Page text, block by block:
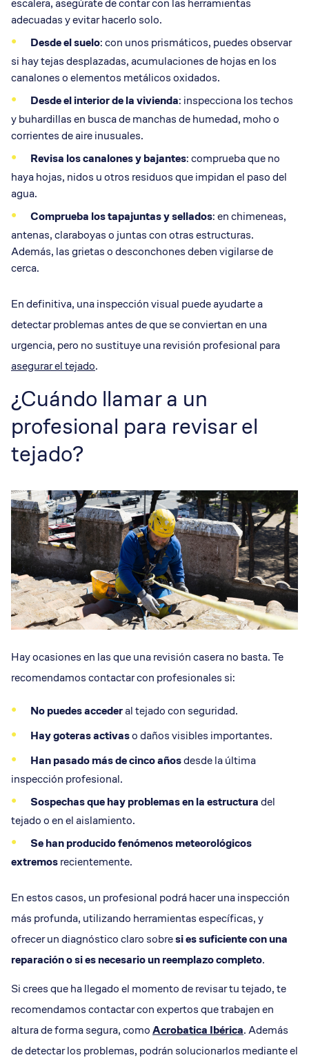
escalera, asegúrate de contar con las herramientas
adecuadas y evitar hacerlo solo.
Desde el suelo: con unos prismáticos, puedes observar
si hay tejas desplazadas, acumulaciones de hojas en los
canalones o elementos metálicos oxidados.
Desde el interior de la vivienda: inspecciona los techos
y buhardillas en busca de manchas de humedad, moho o
corrientes de aire inusuales.
Revisa loscanalonesy bajantes: comprueba que no
haya hojas, nidos u otros residuos que impidan el paso del
agua.
Comprueba lostapajuntasy sellados: en chimeneas,
antenas, claraboyas o juntas con otras estructuras.
Además, las grietas o desconchones deben vigilarse de
cerca.
En definitiva, una inspección visual puede ayudarte a
detectar problemas antes de que se conviertan en una
urgencia, pero no sustituye una revisión profesional para
asegurar el tejado.
¿Cuándo llamar a un
profesional para revisar el
tejado?
Hay ocasiones en las que una revisión casera no basta. Te
recomendamos contactar con profesionales si:
No puedes accederal tejado con seguridad.
Haygoterasactivaso daños visibles importantes.
Han pasado más de cinco añosdesde la última
inspección profesional.
Sospechas que hay problemas en laestructuradel
tejado o en el aislamiento.
Se han producido fenómenos meteorológicos
extremosrecientemente.
En estos casos, un profesional podrá hacer una inspección
más profunda, utilizando herramientas específicas, y
ofrecer un diagnóstico claro sobresi es suficiente con una
reparacióno si es necesario unreemplazocompleto.
Si crees que ha llegado el momento de revisar tu tejado, te
recomendamos contactar con expertos que trabajen en
altura de forma segura, comoAcrobatica Ibérica. Además
de detectar los problemas, podrán solucionarlos mediante el